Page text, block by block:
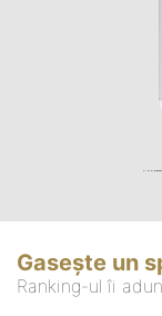
Gasește un
Ranking-ul îi